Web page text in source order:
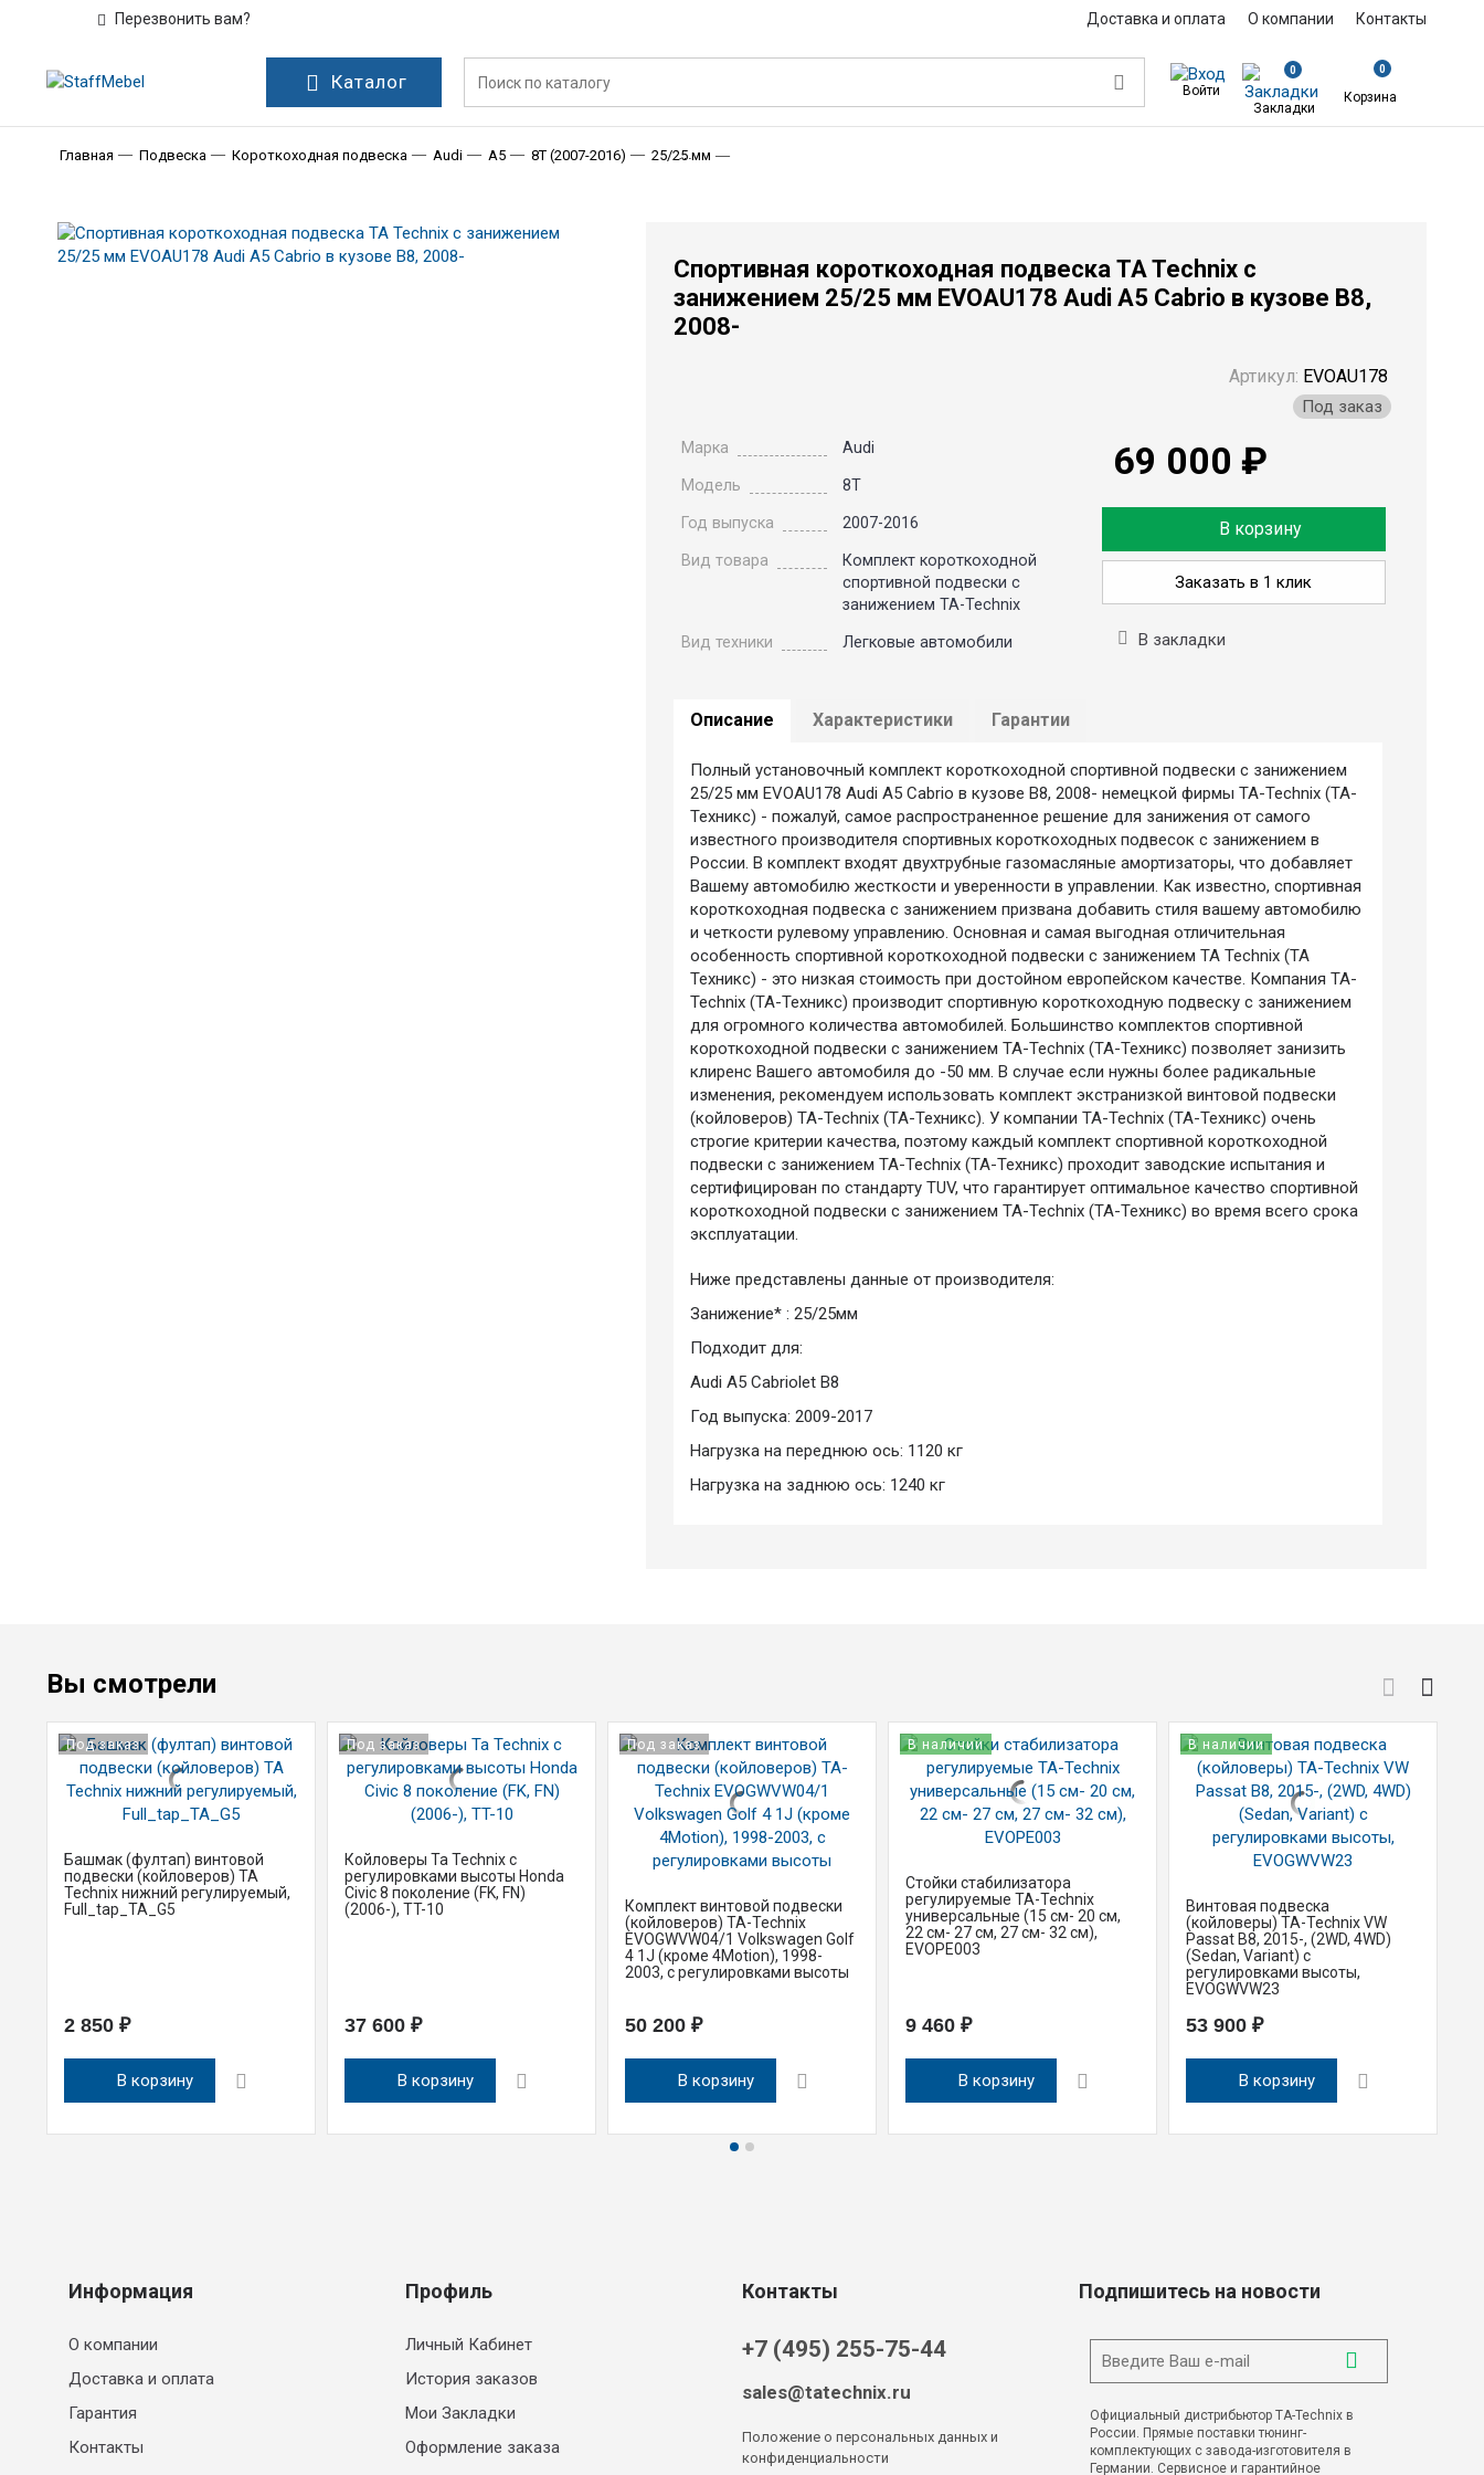
Перезвонить вам? Доставка и оплата О компании Контакты
Каталог Войти
0
Закладки
0
Корзина
Главная Подвеска Короткоходная подвеска Audi A5 8T (2007-2016) 25/25 мм
Спортивная короткоходная подвеска TA Technix с
занижением 25/25 мм EVOAU178 Audi A5 Cabrio в кузове B8,
2008-
Марка
Audi
Модель
8T
Год выпуска
2007-2016
Вид товара
Комплект короткоходной
спортивной подвески с
занижением TA-Technix
Вид техники
Легковые автомобили
Артикул: EVOAU178
Под заказ
69 000 ₽
В корзину
Заказать в 1 клик
В закладки
Описание Характеристики Гарантии
Полный установочный комплект короткоходной спортивной подвески с занижением
25/25 мм EVOAU178 Audi A5 Cabrio в кузове B8, 2008- немецкой фирмы TA-Technix (ТА-
Техникс) - пожалуй, самое распространенное решение для занижения от самого
известного производителя спортивных короткоходных подвесок с занижением в
России. В комплект входят двухтрубные газомасляные амортизаторы, что добавляет
Вашему автомобилю жесткости и уверенности в управлении. Как известно, спортивная
короткоходная подвеска с занижением призвана добавить стиля вашему автомобилю
и четкости рулевому управлению. Основная и самая выгодная отличительная
особенность спортивной короткоходной подвески с занижением TA Technix (ТА
Техникс) - это низкая стоимость при достойном европейском качестве. Компания TA-
Technix (ТА-Техникс) производит спортивную короткоходную подвеску с занижением
для огромного количества автомобилей. Большинство комплектов спортивной
короткоходной подвески с занижением TA-Technix (ТА-Техникс) позволяет занизить
клиренс Вашего автомобиля до -50 мм. В случае если нужны более радикальные
изменения, рекомендуем использовать комплект экстранизкой винтовой подвески
(койловеров) TA-Technix (ТА-Техникс). У компании TA-Technix (ТА-Техникс) очень
строгие критерии качества, поэтому каждый комплект спортивной короткоходной
подвески с занижением TA-Technix (ТА-Техникс) проходит заводские испытания и
сертифицирован по стандарту TUV, что гарантирует оптимальное качество спортивной
короткоходной подвески с занижением TA-Technix (ТА-Техникс) во время всего срока
эксплуатации.
Ниже представлены данные от производителя:
Занижение* : 25/25мм
Подходит для:
Audi A5 Cabriolet B8
Год выпуска: 2009-2017
Нагрузка на переднюю ось: 1120 кг
Нагрузка на заднюю ось: 1240 кг
Вы смотрели
Под заказ
Башмак (фултап) винтовой
подвески (койловеров) TA
Technix нижний регулируемый,
Full_tap_TA_G5
2 850 ₽
В корзину
Под заказ
Койловеры Ta Technix с
регулировками высоты Honda
Civic 8 поколение (FK, FN)
(2006-), TT-10
37 600 ₽
В корзину
Под заказ
Комплект винтовой подвески
(койловеров) TA-Technix
EVOGWVW04/1 Volkswagen Golf
4 1J (кроме 4Motion), 1998-
2003, с регулировками высоты
50 200 ₽
В корзину
В наличии
Стойки стабилизатора
регулируемые TA-Technix
универсальные (15 см- 20 см,
22 см- 27 см, 27 см- 32 см),
EVOPE003
9 460 ₽
В корзину
В наличии
Винтовая подвеска
(койловеры) TA-Technix VW
Passat B8, 2015-, (2WD, 4WD)
(Sedan, Variant) с
регулировками высоты,
EVOGWVW23
53 900 ₽
В корзину
Информация
О компании
Доставка и оплата
Гарантия
Контакты
Профиль
Личный Кабинет
История заказов
Мои Закладки
Оформление заказа
Контакты
+7 (495) 255-75-44
sales@tatechnix.ru
Положение о персональных данных и
конфиденциальности
Подпишитесь на новости
Официальный дистрибьютор TA-Technix в
России. Прямые поставки тюнинг-
комплектующих с завода-изготовителя в
Германии. Сервисное и гарантийное